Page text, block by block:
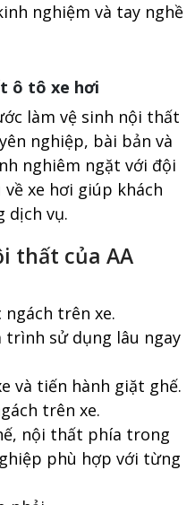
nghiệm và tay nghề
ô tô xe hơi
làm vệ sinh nội thất
nghiệp, bài bản và
nghiêm ngặt với đội
xe hơi giúp khách
dịch vụ.
thất của AA
trên xe.
trình sử dụng lâu ngay
và tiến hành giặt ghế.
trên xe.
nội thất phía trong
phù hợp với từng